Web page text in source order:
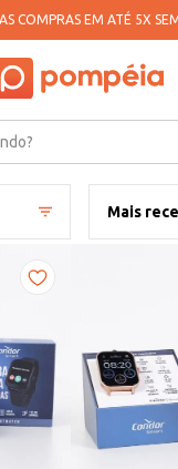
COMPRAS EM ATÉ 5X
Mais